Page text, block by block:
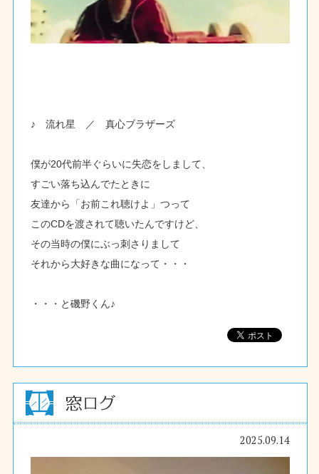
♪ 流れ星 ／ 真心ブラザーズ
僕が20代前半ぐらいに失恋をしまして、
すごい落ち込んでたときに
友達から「お前これ聴けよ」つって
このCDを渡されて聴いたんですけど、
その当時の僕にぶっ刺さりまして
それから大好きな曲になって・・・
・・・と磯野くん♪
2025.09.14